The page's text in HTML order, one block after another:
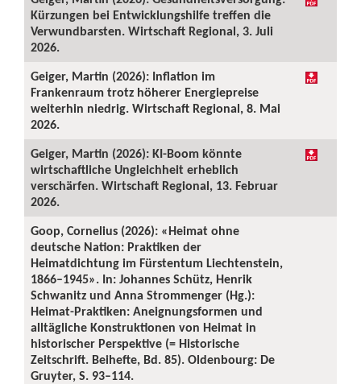
Kürzungen bei Entwicklungshilfe treffen die
Verwundbarsten. Wirtschaft Regional, 3. Juli
2026.
Geiger, Martin (2026): Inflation im
Frankenraum trotz höherer Energiepreise
weiterhin niedrig. Wirtschaft Regional, 8. Mai
2026.
Geiger, Martin (2026): KI-Boom könnte
wirtschaftliche Ungleichheit erheblich
verschärfen. Wirtschaft Regional, 13. Februar
2026.
Goop, Cornelius (2026): «Heimat ohne
deutsche Nation: Praktiken der
Heimatdichtung im Fürstentum Liechtenstein,
1866–1945». In: Johannes Schütz, Henrik
Schwanitz und Anna Strommenger (Hg.):
Heimat-Praktiken: Aneignungsformen und
alltägliche Konstruktionen von Heimat in
historischer Perspektive (= Historische
Zeitschrift. Beihefte, Bd. 85). Oldenbourg: De
Gruyter, S. 93–114.